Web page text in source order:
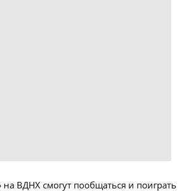
ВДНХ смогут пообщаться и поиграть